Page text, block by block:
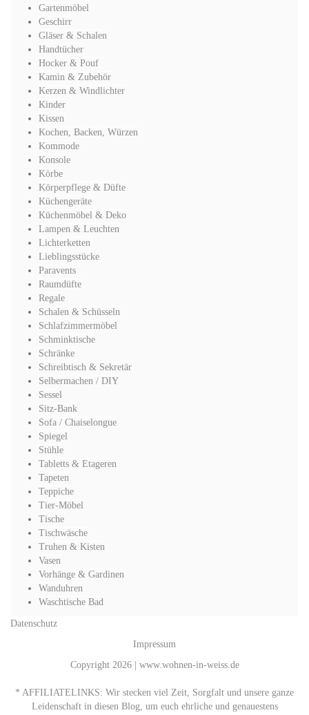
Gartenmöbel
Geschirr
Gläser & Schalen
Handtücher
Hocker & Pouf
Kamin & Zubehör
Kerzen & Windlichter
Kinder
Kissen
Kochen, Backen, Würzen
Kommode
Konsole
Körbe
Körperpflege & Düfte
Küchengeräte
Küchenmöbel & Deko
Lampen & Leuchten
Lichterketten
Lieblingsstücke
Paravents
Raumdüfte
Regale
Schalen & Schüsseln
Schlafzimmermöbel
Schminktische
Schränke
Schreibtisch & Sekretär
Selbermachen / DIY
Sessel
Sitz-Bank
Sofa / Chaiselongue
Spiegel
Stühle
Tabletts & Etageren
Tapeten
Teppiche
Tier-Möbel
Tische
Tischwäsche
Truhen & Kisten
Vasen
Vorhänge & Gardinen
Wanduhren
Waschtische Bad
Datenschutz
Impressum
Copyright 2026 | www.wohnen-in-weiss.de
* AFFILIATELINKS: Wir stecken viel Zeit, Sorgfalt und unsere ganze
Leidenschaft in diesen Blog, um euch ehrliche und genauestens